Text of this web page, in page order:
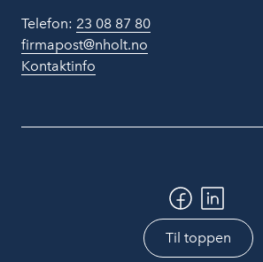
Telefon: 23 08 87 80
firmapost@nholt.no
Kontaktinfo
Til toppen